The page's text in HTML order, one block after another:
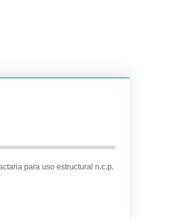
para uso estructural n.c.p.